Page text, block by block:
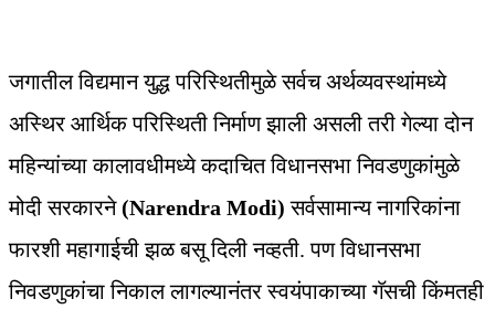
जगातील विद्यमान युद्ध परिस्थितीमुळे सर्वच अर्थव्यवस्थांमध्ये
अस्थिर आर्थिक परिस्थिती निर्माण झाली असली तरी गेल्या दोन
महिन्यांच्या कालावधीमध्ये कदाचित विधानसभा निवडणुकांमुळे
मोदी सरकारने(Narendra Modi)सर्वसामान्य नागरिकांना
फारशी महागाईची झळ बसू दिली नव्हती. पण विधानसभा
निवडणुकांचा निकाल लागल्यानंतर स्वयंपाकाच्या गॅसची किंमतही